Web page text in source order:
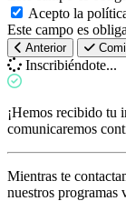
Acepto la
Este campo es
Anterior
Inscribiéndote...
¡Hemos recibido tu
comunicaremos
Mientras te
nuestros programas